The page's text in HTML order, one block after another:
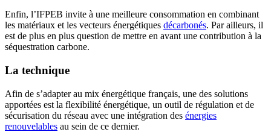
Enfin, l’IFPEB invite à une meilleure consommation en combinant
les matériaux et les vecteurs énergétiques décarbonés. Par ailleurs, il
est de plus en plus question de mettre en avant une contribution à la
séquestration carbone.
La technique
Afin de s’adapter au mix énergétique français, une des solutions
apportées est la flexibilité énergétique, un outil de régulation et de
sécurisation du réseau avec une intégration des énergies
renouvelables au sein de ce dernier.